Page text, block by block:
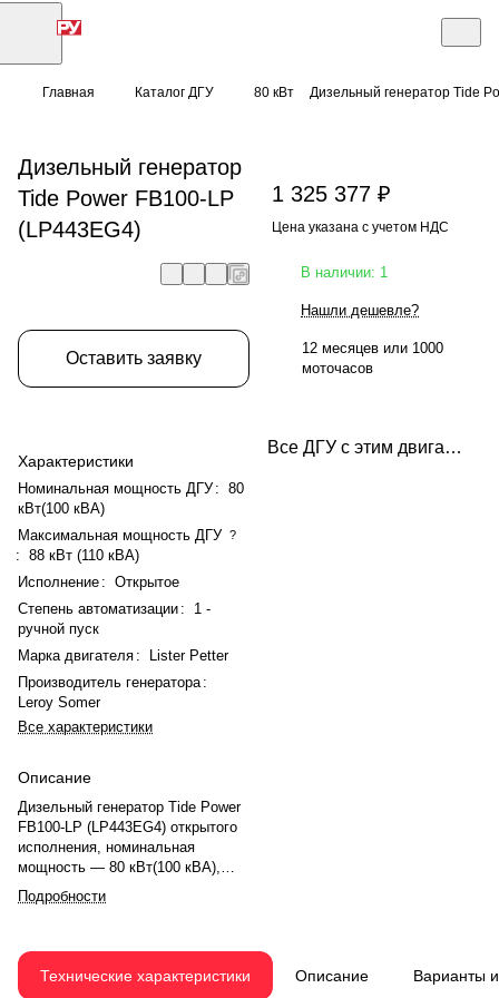
Главная Каталог ДГУ 80 кВт Дизельный генератор Tide
Дизельный генератор
Tide Power FB100-LP
(LP443EG4)
Оставить заявку
Характеристики
Номинальная мощность ДГУ : 80
кВт(100 кВА)
Максимальная мощность ДГУ ?
: 88 кВт (110 кВА)
Исполнение : Открытое
Степень автоматизации :
1 -
ручной пуск
Марка двигателя :
Lister Petter
Производитель генератора :
Leroy Somer
Все характеристики
Описание
Дизельный генератор Tide Power
FB100-LP (LP443EG4) открытого
исполнения, номинальная
мощность — 80 кВт(100 кВА),
максимальная — 88 кВт (110
кВА). Двигатель Lister Petter
электронный регулятором
оборотов. Номинальная
Подробности
1 325 377 ₽
Цена указана с учетом НДС
В наличии: 1
Нашли дешевле?
12 месяцев или 1000
моточасов
Все ДГУ с этим двигателем
Технические характеристики Описание Варианты